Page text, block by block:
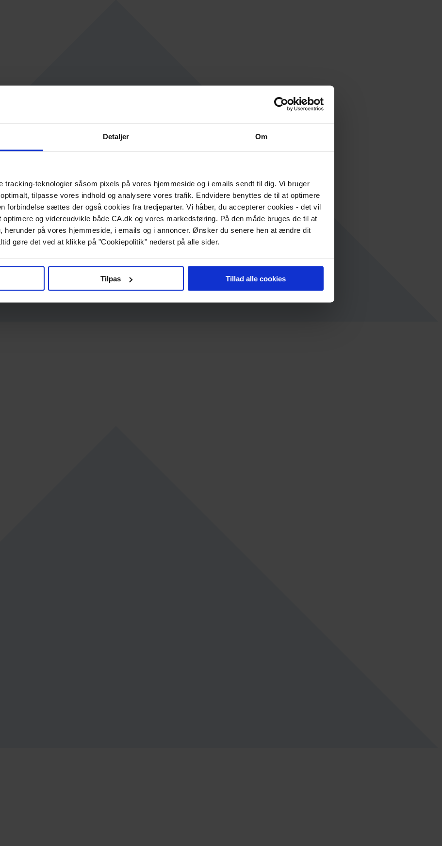
Detaljer Om
tracking-teknologier såsom pixels på vores hjemmeside og i emails sendt til dig. Vi bruger
tilpasse vores indhold og analysere vores trafik. Endvidere benyttes de til at optimere
forbindelse sættes der også cookies fra tredjeparter. Vi håber, du accepterer cookies - det vil
og videreudvikle både CA.dk og vores markedsføring. På den måde bruges de til at
herunder på vores hjemmeside, i emails og i annoncer. Ønsker du senere hen at ændre dit
gøre det ved at klikke på "Cookiepolitik" nederst på alle sider.
Tilpas Tillad alle cookies